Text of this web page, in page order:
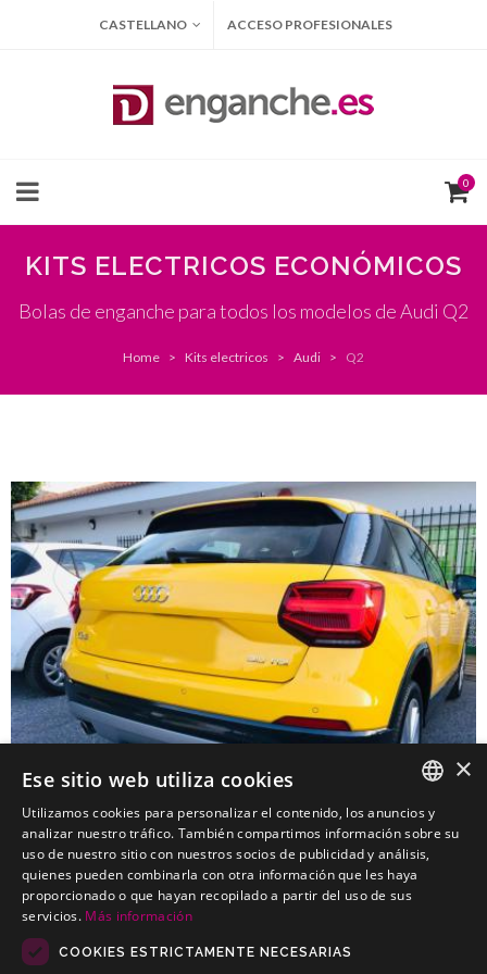
CASTELLANO ACCESO PROFESIONALES
0
KITS ELECTRICOS ECONÓMICOS
Bolas de enganche para todos los modelos de Audi Q2
Home Kits electricos Audi Q2
AUDI Q2 SUV
Kits electricos económicos para AUDI Q2 SUV
SPANISH
PORTUGUESE
×
Ese sitio web utiliza cookies
Utilizamos cookies para personalizar el contenido, los anuncios y
analizar nuestro tráfico. También compartimos información sobre su
uso de nuestro sitio con nuestros socios de publicidad y análisis,
quienes pueden combinarla con otra información que les haya
proporcionado o que hayan recopilado a partir del uso de sus
servicios. Más información
COOKIES ESTRICTAMENTE NECESARIAS